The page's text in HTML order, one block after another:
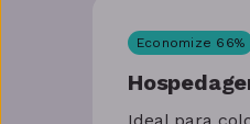
Economize 66%